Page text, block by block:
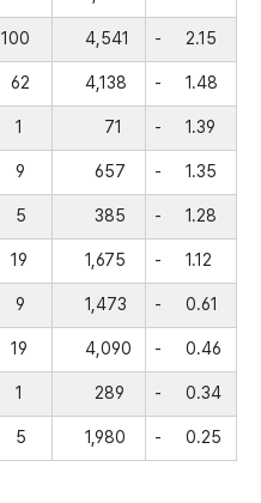
100 4,541 - 2.15
62 4,138 - 1.48
1 71 - 1.39
9 657 - 1.35
5 385 - 1.28
19 1,675 - 1.12
9 1,473 - 0.61
19 4,090 - 0.46
1 289 - 0.34
5 1,980 - 0.25